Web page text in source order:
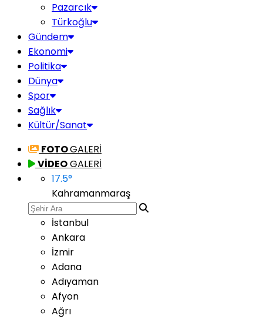
Pazarcık
Türkoğlu
Gündem
Ekonomi
Politika
Dünya
Spor
Sağlık
Kültür/Sanat
FOTOGALERİ
VİDEOGALERİ
17.5°
Kahramanmaraş
İstanbul
Ankara
İzmir
Adana
Adıyaman
Afyon
Ağrı